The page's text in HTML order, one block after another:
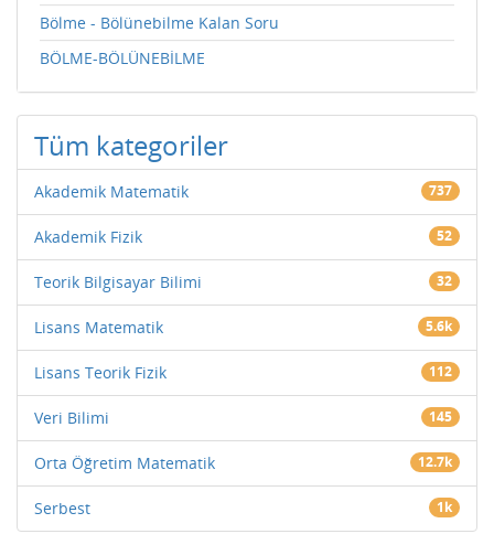
Bölme - Bölünebilme Kalan Soru
BÖLME-BÖLÜNEBİLME
Tüm kategoriler
Akademik Matematik 737
Akademik Fizik 52
Teorik Bilgisayar Bilimi 32
Lisans Matematik 5.6k
Lisans Teorik Fizik 112
Veri Bilimi 145
Orta Öğretim Matematik 12.7k
Serbest 1k